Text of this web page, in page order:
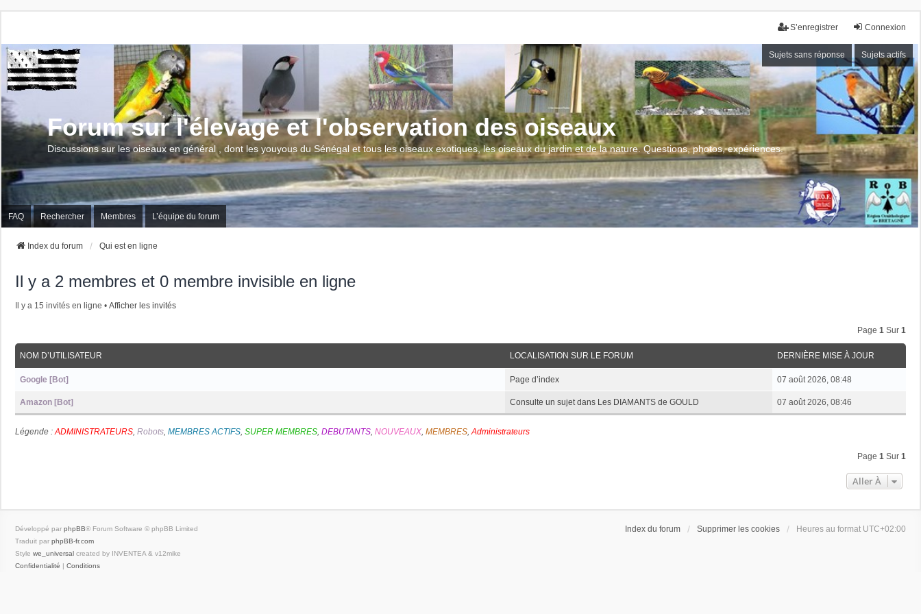
Connexion
S’enregistrer
Sujets sans réponse Sujets actifs
Forum sur l'élevage et l'observation des oiseaux
Discussions sur les oiseaux en général , dont les youyous du Sénégal et tous les oiseaux exotiques, les oiseaux du jardin et de la nature. Questions, photos, expériences.
FAQ Rechercher Membres L’équipe du forum
Index du forum Qui est en ligne
Il y a 2 membres et 0 membre invisible en ligne
Il y a 15 invités en ligne • Afficher les invités
Page 1 Sur 1
NOM D’UTILISATEUR LOCALISATION SUR LE FORUM DERNIÈRE MISE À JOUR
Google [Bot] Page d’index 07 août 2026, 08:48
Amazon [Bot] Consulte un sujet dans Les DIAMANTS de GOULD 07 août 2026, 08:46
Légende :ADMINISTRATEURS, Robots, MEMBRES ACTIFS, SUPER MEMBRES, DEBUTANTS, NOUVEAUX, MEMBRES,Administrateurs
Page 1 Sur 1
Aller À
Index du forum Supprimer les cookies Heures au format UTC+02:00
Développé par phpBB® Forum Software © phpBB Limited
Traduit par phpBB-fr.com
Style we_universal created by INVENTEA & v12mike
Confidentialité | Conditions